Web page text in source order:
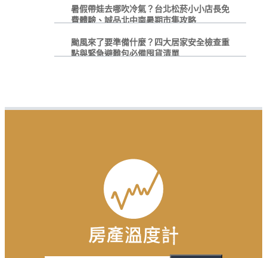
暑假帶娃去哪吹冷氣？台北松菸小小店長免
費體驗、誠品北中南暑期市集攻略
颱風來了要準備什麼？四大居家安全檢查重
點與緊急避難包必備囤貨清單